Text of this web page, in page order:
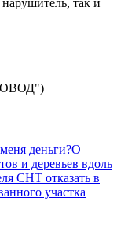
так и
деньги?О
и деревьев вдоль
СНТ отказать в
участка